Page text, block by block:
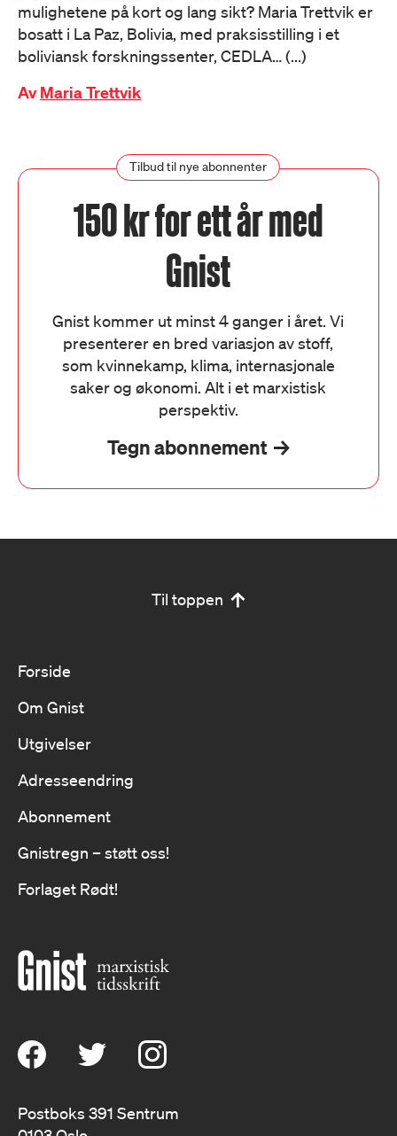
mulighetene på kort og lang sikt? Maria Trettvik er
bosatt i La Paz, Bolivia, med praksisstilling i et
boliviansk forskningssenter, CEDLA… (...)
AvMaria Trettvik
Tilbud til nye abonnenter
150 kr for ett år med
Gnist
Gnist kommer ut minst 4 ganger i året. Vi
presenterer en bred variasjon av stoff,
som kvinnekamp, klima, internasjonale
saker og økonomi. Alt i et marxistisk
perspektiv.
Tegn abonnement
Til toppen
Forside
Om Gnist
Utgivelser
Adresseendring
Abonnement
Gnistregn – støtt oss!
Forlaget Rødt!
Postboks 391 Sentrum